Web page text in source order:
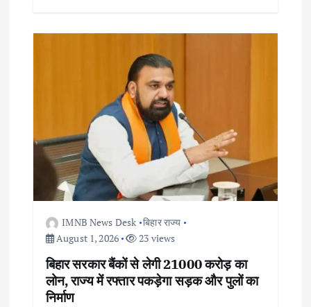
IMNB News Desk बिहार राज्य
August 1, 2026
23 views
बिहार सरकार बैंकों से लेगी 21000 करोड़ का
लोन, राज्य में रफ्तार पकड़ेगा सड़क और पुलों का
निर्माण